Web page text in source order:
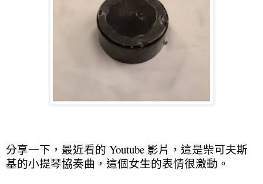
分享一下，最近看的 Youtube 影片，這是柴可夫斯
基的小提琴協奏曲，這個女生的表情很激動。